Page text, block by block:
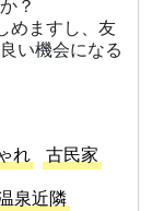
？
めますし、友
い機会になる
れ
古民家
泉近隣